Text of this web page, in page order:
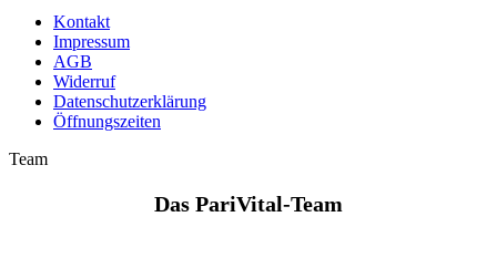
Kontakt
Impressum
AGB
Widerruf
Datenschutzerklärung
Öffnungszeiten
Team
Das PariVital-Team